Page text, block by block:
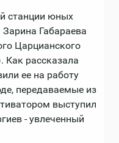
станции юных
Габараева
Царцианского
Как рассказала
ее на работу
передаваемые из
выступил
- увлеченный